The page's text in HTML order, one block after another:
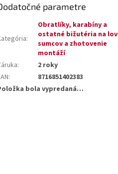
parametre
:
Obratlíky, karabíny a
ostatné bižutéria na lov
sumcov a zhotovenie
montáží
:
2 roky
:
8716851402383
bola vypredaná…